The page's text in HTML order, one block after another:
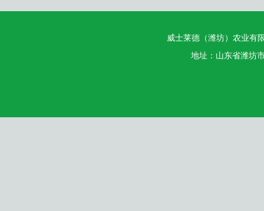
威士莱德（潍坊）农业
地址：山东省潍坊